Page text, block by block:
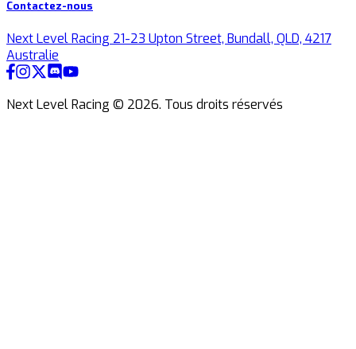
Contactez-nous
Next Level Racing 21-23 Upton Street, Bundall, QLD, 4217
Australie
Next Level Racing © 2026. Tous droits réservés